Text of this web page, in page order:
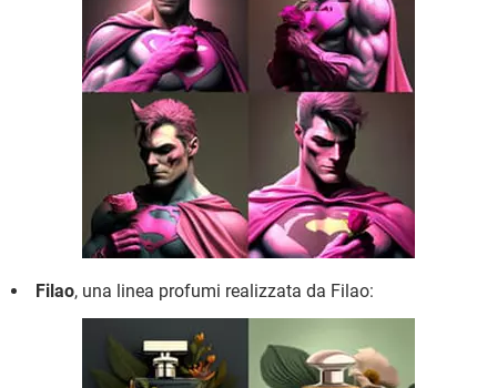
Filao, una linea profumi realizzata da Filao: